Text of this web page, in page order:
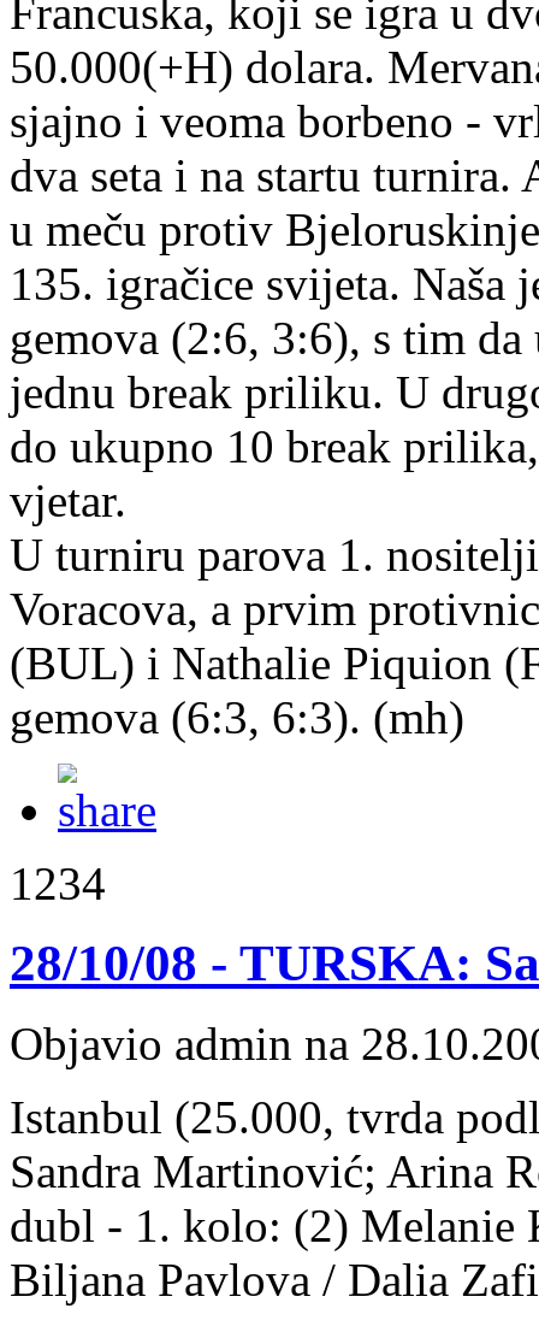
Francuska, koji se igra u
50.000(+H) dolara.
sjajno i veoma borbeno -
dva seta i na startu
u meču protiv
135. igračice svijeta. Naša
gemova (2:6, 3:6), s tim
jednu break priliku. U
do ukupno 10 break
vjetar.
U turniru parova 1.
Voracova, a prvim
(BUL) i Nathalie Piquion
gemova (6:3, 6:3). (mh)
1234
28/10/08 - TURSKA:
Objavio admin na
Istanbul (25.000, tvrda
Sandra Martinović; Arina
dubl - 1. kolo: (2)
Biljana Pavlova / Dalia